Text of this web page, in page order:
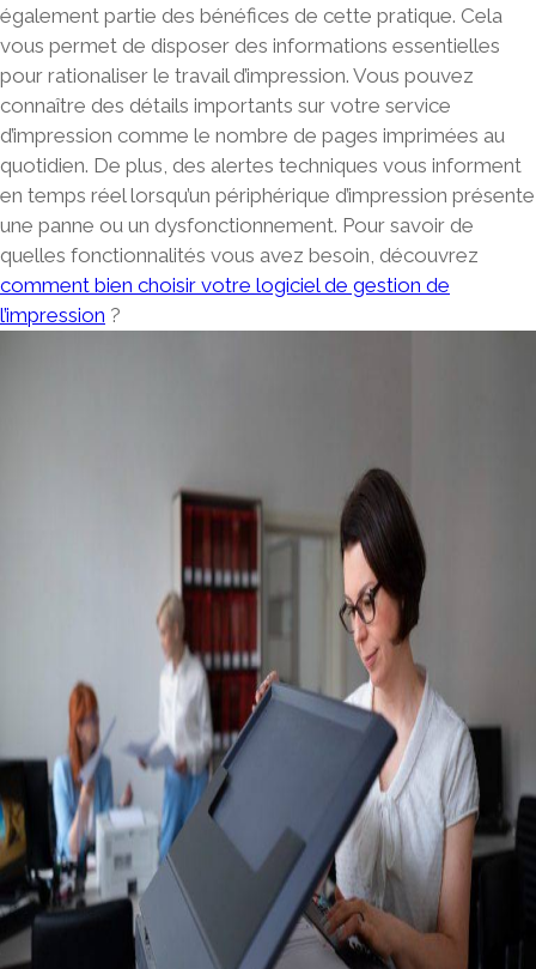
également partie des bénéfices de cette pratique. Cela
vous permet de disposer des informations essentielles
pour rationaliser le travail d’impression. Vous pouvez
connaître des détails importants sur votre service
d’impression comme le nombre de pages imprimées au
quotidien. De plus, des alertes techniques vous informent
en temps réel lorsqu’un périphérique d’impression présente
une panne ou un dysfonctionnement. Pour savoir de
quelles fonctionnalités vous avez besoin, découvrez
comment bien choisir votre logiciel de gestion de
l’impression ?